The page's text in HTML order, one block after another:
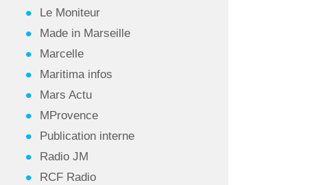
Le Moniteur
Made in Marseille
Marcelle
Maritima infos
Mars Actu
MProvence
Publication interne
Radio JM
RCF Radio